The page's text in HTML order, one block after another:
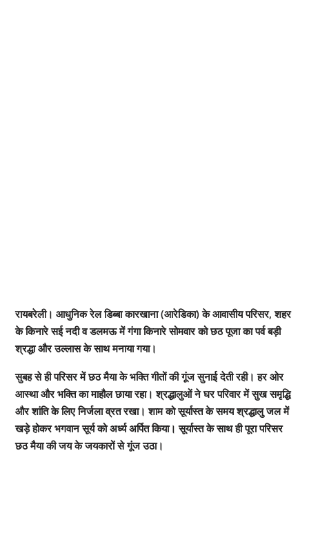
रायबरेली। आधुनिक रेल डिब्बा कारखाना (आरेडिका) के आवासीय परिसर, शहर
के किनारे सई नदी व डलमऊ में गंगा किनारे सोमवार को छठ पूजा का पर्व बड़ी
श्रद्धा और उल्लास के साथ मनाया गया।
सुबह से ही परिसर में छठ मैया के भक्ति गीतों की गूंज सुनाई देती रही। हर ओर
आस्था और भक्ति का माहौल छाया रहा। श्रद्धालुओं ने घर परिवार में सुख समृद्धि
और शांति के लिए निर्जला व्रत रखा। शाम को सूर्यास्त के समय श्रद्धालु जल में
खड़े होकर भगवान सूर्य को अर्ध्य अर्पित किया। सूर्यास्त के साथ ही पूरा परिसर
छठ मैया की जय के जयकारों से गूंज उठा।